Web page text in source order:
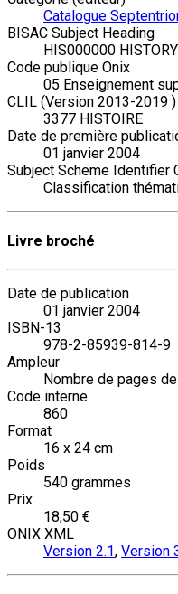
Catalogue
BISAC Subject Heading
HIS000000 HISTORY
Code publique Onix
05 Enseignement
CLIL (Version 2013-2019 )
3377 HISTOIRE
Date de première
01 janvier 2004
Subject Scheme Identifier
Classification
Livre broché
Date de publication
01 janvier 2004
ISBN-13
978-2-85939-814-9
Ampleur
Nombre de pages
Code interne
860
Format
16 x 24 cm
Poids
540 grammes
Prix
18,50 €
ONIX XML
Version 2.1, Version